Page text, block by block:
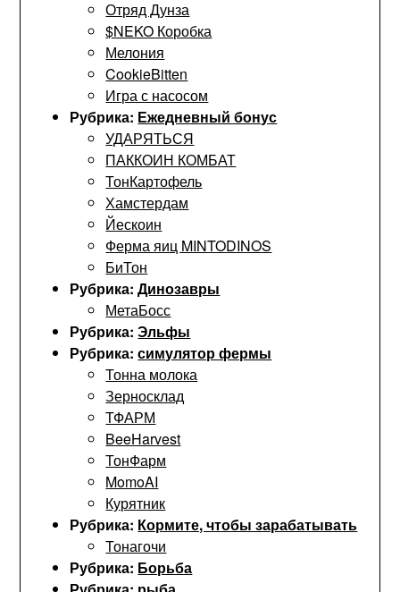
Отряд Дунза
$NEKO Коробка
Мелония
CookieBitten
Игра с насосом
Рубрика: Ежедневный бонус
УДАРЯТЬСЯ
ПАККОИН КОМБАТ
ТонКартофель
Хамстердам
Йескоин
Ферма яиц MINTODINOS
БиТон
Рубрика:Динозавры
МетаБосс
Рубрика:Эльфы
Рубрика:симулятор фермы
Тонна молока
Зерносклад
ТФАРМ
BeeHarvest
ТонФарм
MomoAI
Курятник
Рубрика: Кормите, чтобы зарабатывать
Тонагочи
Рубрика: Борьба